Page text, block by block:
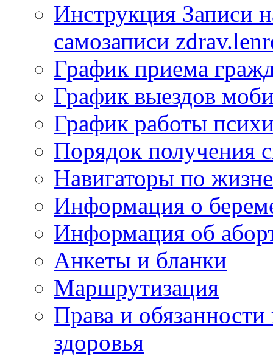
Инструкция Записи
самозаписи
График приема
График выездов
График работы
Порядок получения
Навигаторы по
Информация о
Информация об
Анкеты и бланки
Маршрутизация
Права и
здоровья